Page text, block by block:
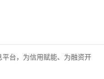
台，为信用赋能、为融资开